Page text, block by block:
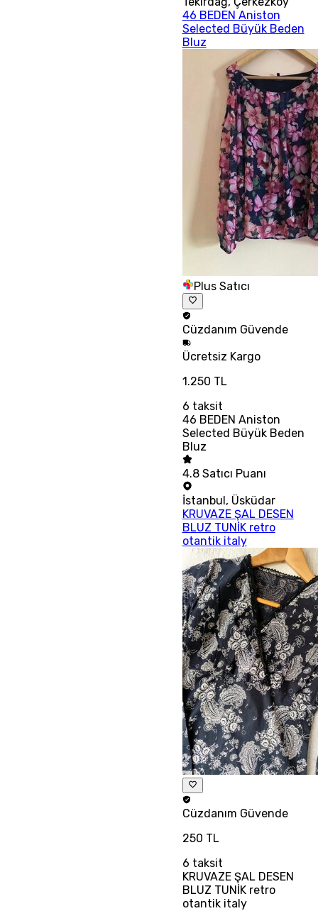
46 BEDEN Aniston
Selected Büyük Beden
Bluz
Plus Satıcı
Cüzdanım Güvende
Ücretsiz Kargo
1.250 TL
6 taksit
46 BEDEN Aniston
Selected Büyük Beden
Bluz
4.8 Satıcı Puanı
İstanbul, Üsküdar
KRUVAZE ŞAL DESEN
BLUZ TUNİK retro
otantik italy
Cüzdanım Güvende
250 TL
6 taksit
KRUVAZE ŞAL DESEN
BLUZ TUNİK retro
otantik italy